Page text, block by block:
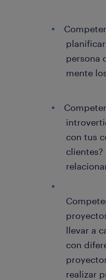
persona
mente
con tus
llevar a
con
realizar